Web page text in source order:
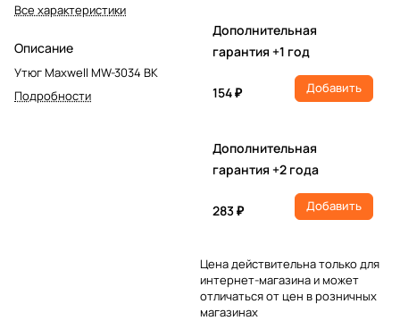
Все характеристики
Описание
Утюг Maxwell MW-3034 BK
Подробности
Дополнительная
гарантия +1 год
154 ₽ Добавить
Дополнительная
гарантия +2 года
283 ₽ Добавить
Цена действительна только для
интернет-магазина и может
отличаться от цен в розничных
магазинах